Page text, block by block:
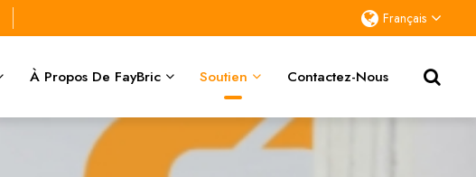
Français
À Propos De FayBric Soutien Contactez-Nous